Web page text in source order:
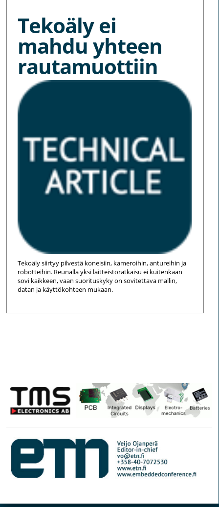
Tekoäly ei
mahdu yhteen
rautamuottiin
Tekoäly siirtyy pilvestä koneisiin, kameroihin, antureihin ja
robotteihin. Reunalla yksi laitteistoratkaisu ei kuitenkaan
sovi kaikkeen, vaan suorituskyky on sovitettava mallin,
datan ja käyttökohteen mukaan.